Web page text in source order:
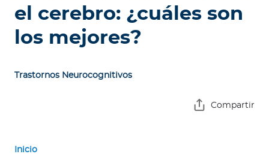
el cerebro: ¿cuáles son
los mejores?
Trastornos Neurocognitivos
Compartir
Inicio